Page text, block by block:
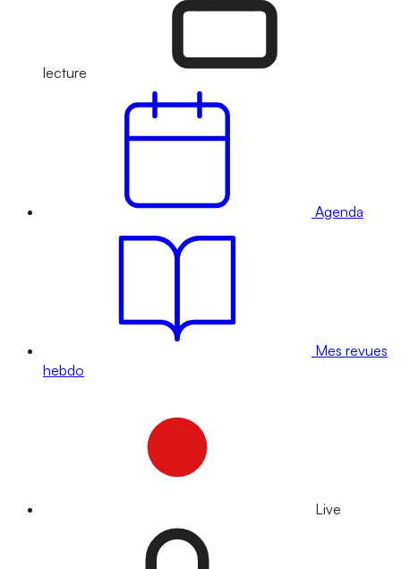
lecture
Agenda
Mes revues
hebdo
Live